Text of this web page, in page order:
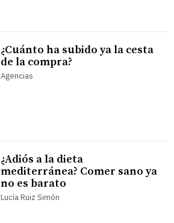
¿Cuánto ha subido ya la cesta
de la compra?
Agencias
¿Adiós a la dieta
mediterránea? Comer sano ya
no es barato
Lucía Ruiz Simón